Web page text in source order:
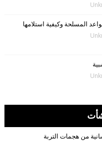
المسلحة وكيفية استلامها
من هجمات التربة